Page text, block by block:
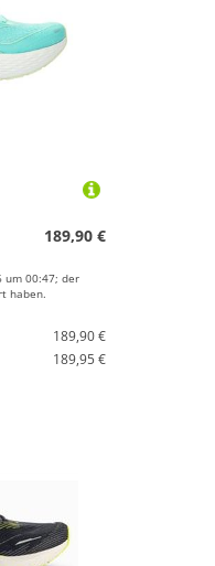
189,90 €
um 00:47; der
haben.
189,90 €
189,95 €